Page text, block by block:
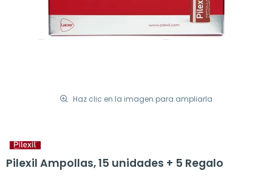
Haz clic en la imagen para ampliarla
Pilexil Ampollas, 15 unidades + 5 Regalo